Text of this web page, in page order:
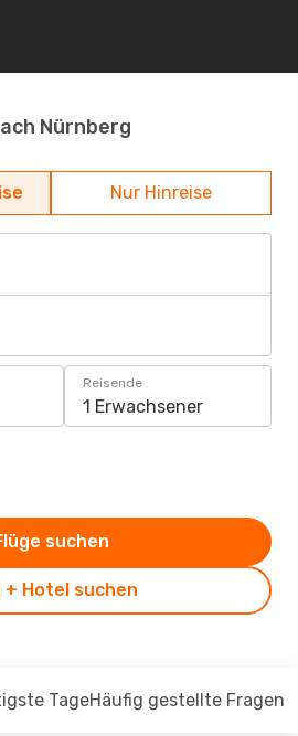
Nürnberg
Nur Hinreise
Reisende
1 Erwachsener
+ Hotel suchen
suchen
TageHäufig gestellte Fragen